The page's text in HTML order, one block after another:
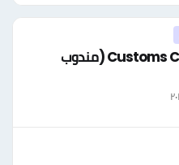
Customs Clearance Representative (مندوب